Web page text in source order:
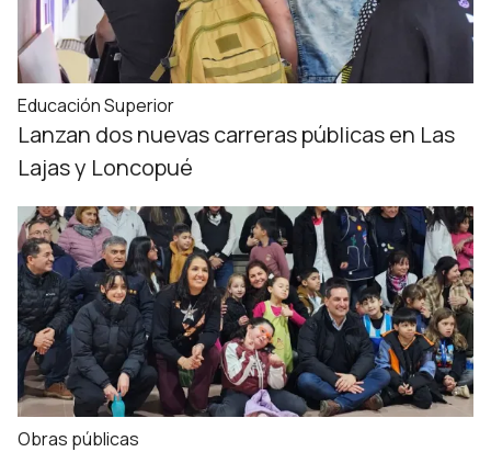
Educación Superior
Lanzan dos nuevas carreras públicas en Las
Lajas y Loncopué
Obras públicas